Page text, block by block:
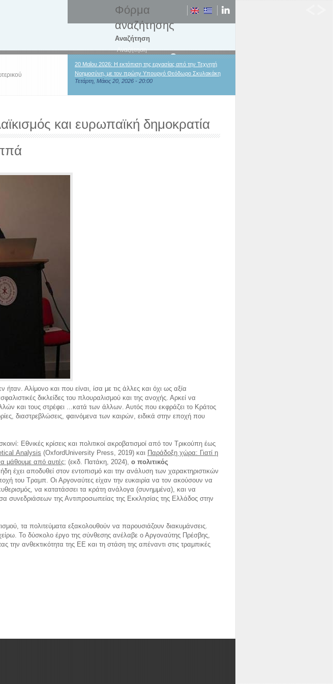
Φόρμα
αναζήτησης
Αναζήτηση
20 Μαΐου 2026: Η εκτόπιση της εργασίας από την Τεχνητή
Νοημοσύνη, με τον πρώην Υπουργό Θεόδωρο Σκυλακάκη
Τετάρτη, Μάιος 20, 2026 - 20:00
και ευρωπαϊκή δημοκρατία
ήταν. Αλίμονο και που είναι, ίσα με τις άλλες και όχι ως αξία
δικλείδες του πλουραλισμού και της ανοχής. Αρκεί να
και τους στρέφει ...κατά των άλλων. Αυτός που εκφράζει το Κράτος
διαστρεβλώσεις, φαινόμενα των καιρών, ειδικά στην εποχή που
Εθνικές κρίσεις και πολιτικοί ακροβατισμοί από τον Τρικούπη έως
Analysis (OxfordUniversity Press, 2019) και Παράδοξη χώρα: Γιατί η
μάθουμε από αυτές; (εκδ. Πατάκη, 2024), ο πολιτικός
έχει αποδυθεί στον εντοπισμό και την ανάλυση των χαρακτηριστικών
του Τραμπ. Οι Αργοναύτες είχαν την ευκαιρία να τον ακούσουν να
να κατατάσσει τα κράτη ανάλογα (συνημμένα), και να
συνεδριάσεων της Αντιπροσωπείας της Εκκλησίας της Ελλάδος στην
τα πολιτεύματα εξακολουθούν να παρουσιάζουν διακυμάνσεις.
Το δύσκολο έργο της σύνθεσης ανέλαβε ο Αργοναύτης Πρέσβης,
την ανθεκτικότητα της ΕΕ και τη στάση της απέναντι στις τραμπικές